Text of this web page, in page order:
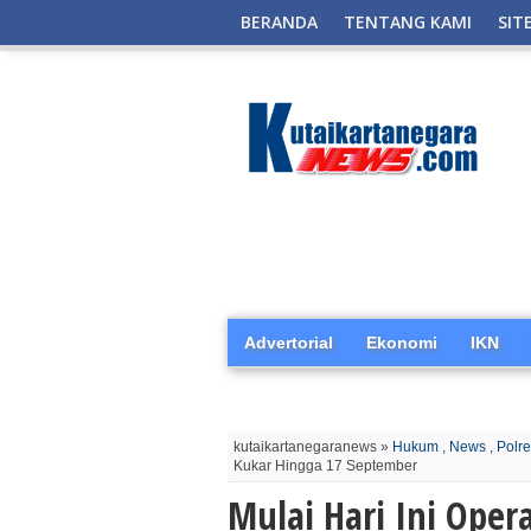
BERANDA TENTANG KAMI
Advertorial Ekonomi IKN
kutaikartanegaranews » Hukum , News ,
Kukar Hingga 17 September
Mulai Hari Ini